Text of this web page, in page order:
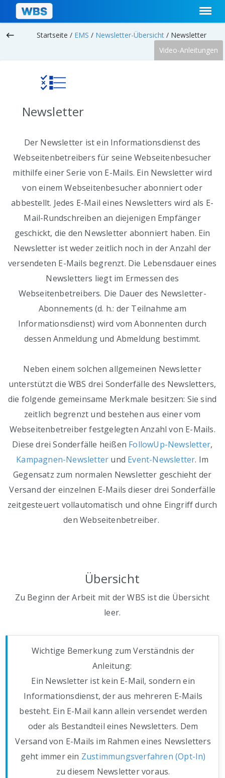
keyboard_backspace Startseite / EMS / Newsletter-Übersicht / Newsletter
Video-Anleitungen
Newsletter
Der Newsletter ist ein Informationsdienst des
Webseitenbetreibers für seine Webseitenbesucher
mithilfe einer Serie von E-Mails. Ein Newsletter wird
von einem Webseitenbesucher abonniert oder
abbestellt. Jedes E-Mail eines Newsletters wird als E-
Mail-Rundschreiben an diejenigen Empfänger
geschickt, die den Newsletter abonniert haben. Ein
Newsletter ist weder zeitlich noch in der Anzahl der
versendeten E-Mails begrenzt. Die Lebensdauer eines
Newsletters liegt im Ermessen des
Webseitenbetreibers. Die Dauer des Newsletter-
Abonnements (d. h.: der Teilnahme am
Informationsdienst) wird vom Abonnenten durch
dessen Anmeldung und Abmeldung bestimmt.
Neben einem solchen allgemeinen Newsletter
unterstützt die WBS drei Sonderfälle des Newsletters,
die folgende gemeinsame Merkmale besitzen: Sie sind
zeitlich begrenzt und bestehen aus einer vom
Webseitenbetreiber festgelegten Anzahl von E-Mails.
Diese drei Sonderfälle heißen FollowUp-Newsletter,
Kampagnen-Newsletter und Event-Newsletter. Im
Gegensatz zum normalen Newsletter geschieht der
Versand der einzelnen E-Mails dieser drei Sonderfälle
zeitgesteuert vollautomatisch und ohne Eingriff durch
den Webseitenbetreiber.
Übersicht
Zu Beginn der Arbeit mit der WBS ist die Übersicht
leer.
Wichtige Bemerkung zum Verständnis der
Anleitung:
Ein Newsletter ist kein E-Mail, sondern ein
Informationsdienst, der aus mehreren E-Mails
besteht. Ein E-Mail kann allein versendet werden
oder als Bestandteil eines Newsletters. Dem
Versand von E-Mails im Rahmen eines Newsletters
geht immer ein Zustimmungsverfahren (Opt-In)
zu diesem Newsletter voraus.